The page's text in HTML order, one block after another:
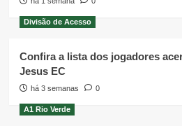
Divisão de Acesso
Confira a lista dos jogadores
Jesus EC
há 3 semanas 0
A1 Rio Verde